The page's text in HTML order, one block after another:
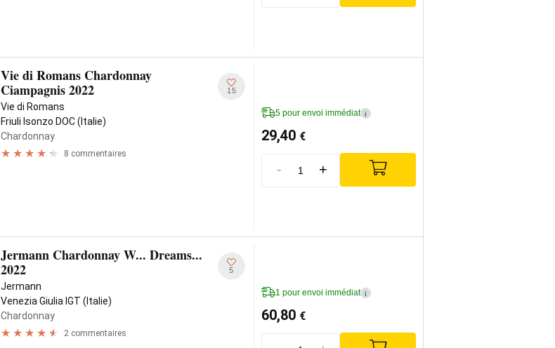
Vie di Romans Chardonnay
Ciampagnis 2022
Vie di Romans
Friuli Isonzo DOC (Italie)
Chardonnay
8 commentaires
15
5 pour envoi immédiat i
29,40 €
- +
Jermann Chardonnay W... Dreams...
2022
Jermann
Venezia Giulia IGT (Italie)
Chardonnay
2 commentaires
5
1 pour envoi immédiat i
60,80 €